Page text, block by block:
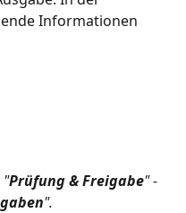
Informationen
"Prüfung & Freigabe" -
".